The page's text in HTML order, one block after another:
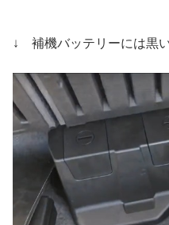
↓ 補機バッテリーには黒